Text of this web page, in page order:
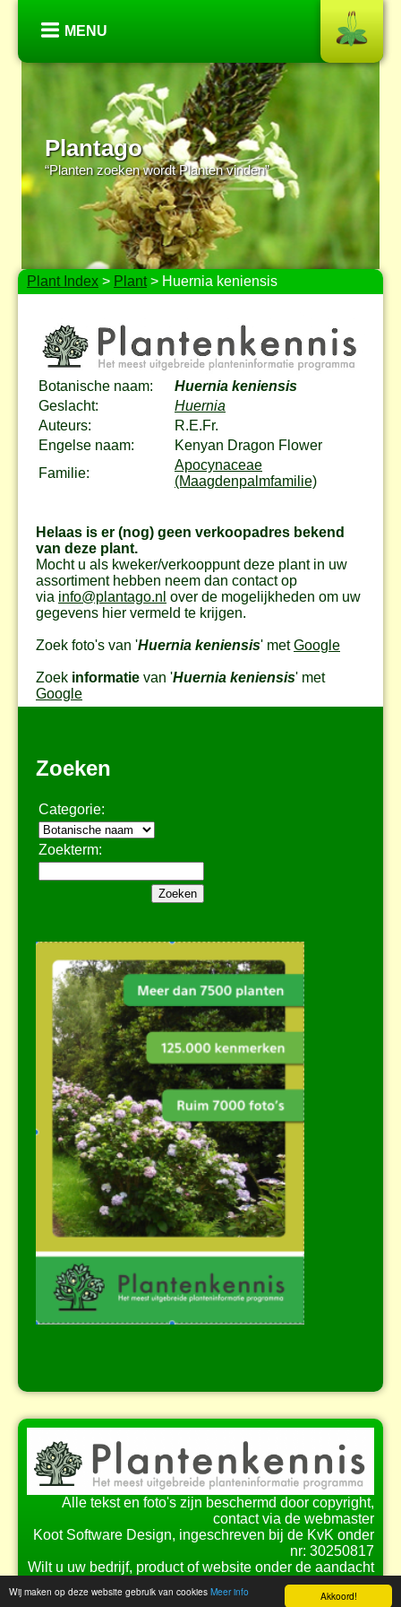
Akkoord!
Wij maken op deze website gebruik van cookies Meer info
MENU
Plantago
“Planten zoeken wordt Planten vinden”
Plant Index > Plant> Huernia keniensis
Botanische naam:
Huernia keniensis
Geslacht:
Huernia
Auteurs:
R.E.Fr.
Engelse naam:
Kenyan Dragon Flower
Familie:
Apocynaceae
(Maagdenpalmfamilie)
Helaas is er (nog) geen verkoopadres bekend
van deze plant.
Mocht u als kweker/verkooppunt deze plant in uw
assortiment hebben neem dan contact op
via info@plantago.nl over de mogelijkheden om uw
gegevens hier vermeld te krijgen.
Zoek foto's van 'Huernia keniensis' metGoogle
Zoek informatie van 'Huernia keniensis' met
Google
Zoeken
Categorie:
Zoekterm:
Alle tekst en foto's zijn beschermd door copyright,
contact via de webmaster
Koot Software Design, ingeschreven bij de KvK onder
nr: 30250817
Wilt u uw bedrijf, product of website onder de aandacht
brengen bij onze bezoekers?
Bekijk demogelijkhedenvoor samenwerking.